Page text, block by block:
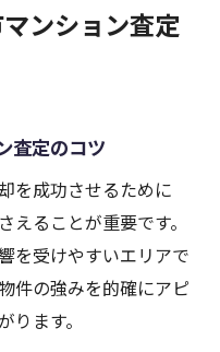
査定のコツ
を成功させるために
ることが重要です。
を受けやすいエリアで
件の強みを的確にアピ
ます。